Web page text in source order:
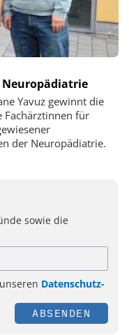
Neuropädiatrie
Yavuz gewinnt die
Fachärztinnen für
der Neuropädiatrie.
sowie die
Datenschutz-
ABSENDEN